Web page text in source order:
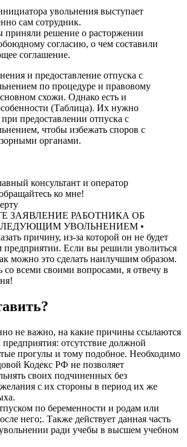
увольнения выступает
сам сотрудник.
приняли решение о расторжении
согласию, о чем составили
соглашение.
и предоставление отпуска с
по процедуре и правовому
схожи. Однако есть и
(Таблица). Их нужно
при предоставлении отпуска с
чтобы избежать споров с
органами.
консультант и оператор
ко мне!
ЗАЯВЛЕНИЕ РАБОТНИКА ОБ
УВОЛЬНЕНИЕМ •
причину, из-за которой он не будет
предприятии. Если вы решили уволиться
можно это сделать наилучшим образом.
со всеми своими вопросами, я отвечу в
не важно, на какие причины ссылаются
отсутствие должной
прогулы и тому подобное. Необходимо
Кодекс РФ не позволяет
своих подчиненных без
с их стороны в период их же
по беременности и родам или
него;. Также действует данная часть
ради учебы в высшем учебном